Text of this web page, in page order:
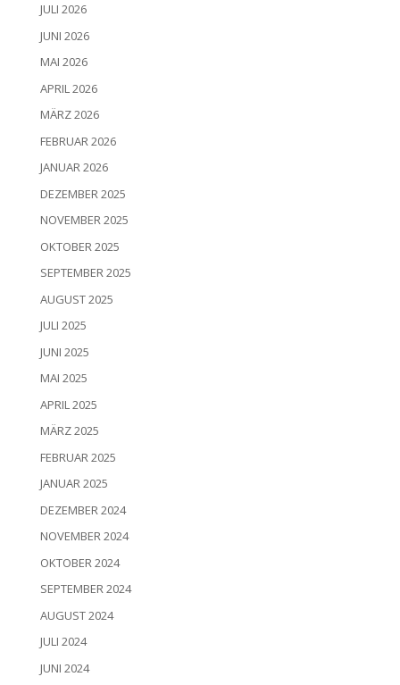
JULI 2026
JUNI 2026
MAI 2026
APRIL 2026
MÄRZ 2026
FEBRUAR 2026
JANUAR 2026
DEZEMBER 2025
NOVEMBER 2025
OKTOBER 2025
SEPTEMBER 2025
AUGUST 2025
JULI 2025
JUNI 2025
MAI 2025
APRIL 2025
MÄRZ 2025
FEBRUAR 2025
JANUAR 2025
DEZEMBER 2024
NOVEMBER 2024
OKTOBER 2024
SEPTEMBER 2024
AUGUST 2024
JULI 2024
JUNI 2024